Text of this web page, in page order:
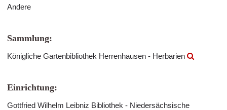
Andere
Sammlung:
Königliche Gartenbibliothek Herrenhausen - Herbarien
Einrichtung:
Gottfried Wilhelm Leibniz Bibliothek - Niedersächsische